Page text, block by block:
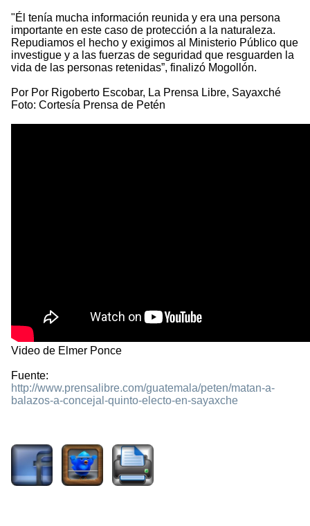
"Él tenía mucha información reunida y era una persona
importante en este caso de protección a la naturaleza.
Repudiamos el hecho y exigimos al Ministerio Público que
investigue y a las fuerzas de seguridad que resguarden la
vida de las personas retenidas”, finalizó Mogollón.
Por Por Rigoberto Escobar, La Prensa Libre, Sayaxché
Foto: Cortesía Prensa de Petén
Video de Elmer Ponce
Fuente:
http://www.prensalibre.com/guatemala/peten/matan-a-
balazos-a-concejal-quinto-electo-en-sayaxche